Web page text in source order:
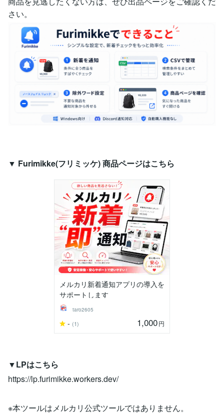
さい。
▼ Furimikke(フリミッケ) 商品ページはこちら
メルカリ新着通知アプリの導入を
サポートします
taro2605
- (1) 1,000円
▼LPはこちら
https://lp.furimikke.workers.dev/
※本ツールはメルカリ公式ツールではありません。